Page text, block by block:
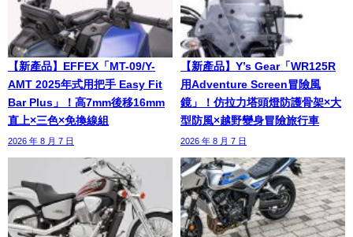
【新產品】EFFEX「MT-09/Y-
AMT 2025年式用把手 Easy Fit
Bar Plus」！高7mm後移16mm
直上×三色×免換線組
2026 年 8 月 7 日
【新產品】Y’s Gear「WR125R
用Adventure Screen冒險風
鏡」！仿拉力塔頭燈防護骨架×大
型防風×越野變身冒險旅行車
2026 年 8 月 7 日